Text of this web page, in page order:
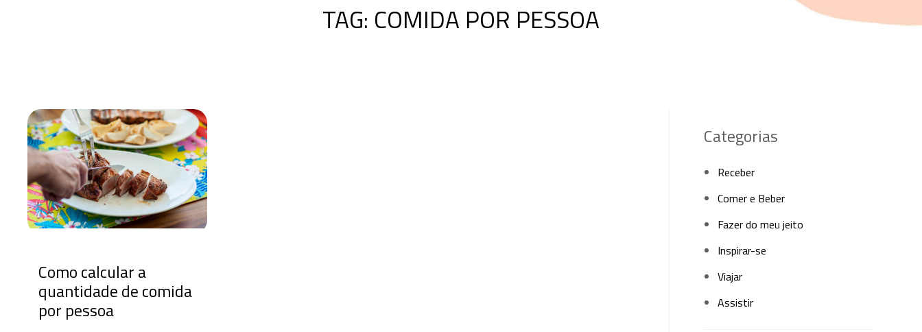
TAG: COMIDA POR PESSOA
Como calcular a
quantidade de comida
por pessoa
Categorias
Receber
Comer e Beber
Fazer do meu jeito
Inspirar-se
Viajar
Assistir